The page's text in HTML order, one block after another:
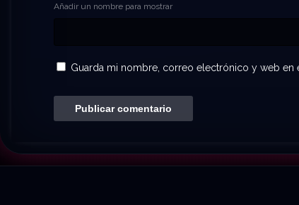
Añadir un nombre para mostrar
Guarda mi nombre, correo electrónico y web en